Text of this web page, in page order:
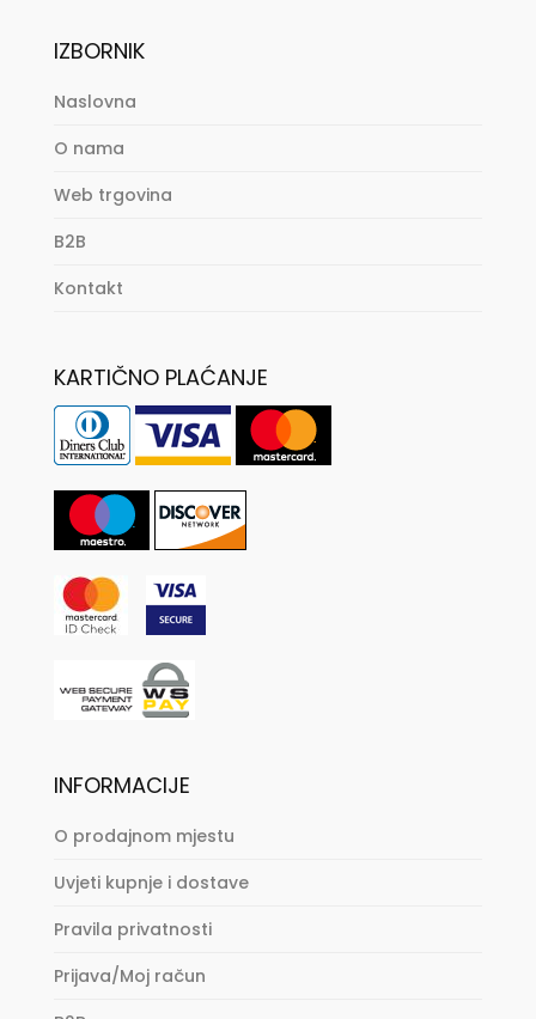
IZBORNIK
Naslovna
O nama
Web trgovina
B2B
Kontakt
KARTIČNO PLAĆANJE
INFORMACIJE
O prodajnom mjestu
Uvjeti kupnje i dostave
Pravila privatnosti
Prijava/Moj račun